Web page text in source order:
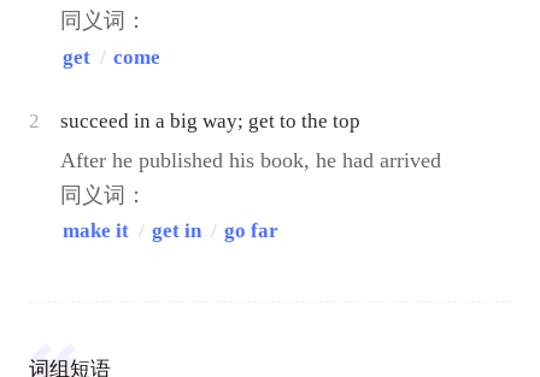
同义词：
get / come
2 succeed in a big way; get to the top
After he published his book, he had arrived
同义词：
make it / get in / go far
词组短语